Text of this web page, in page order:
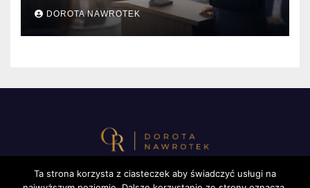
DOROTA NAWROTEK
Ta strona korzysta z ciasteczek aby świadczyć usługi na